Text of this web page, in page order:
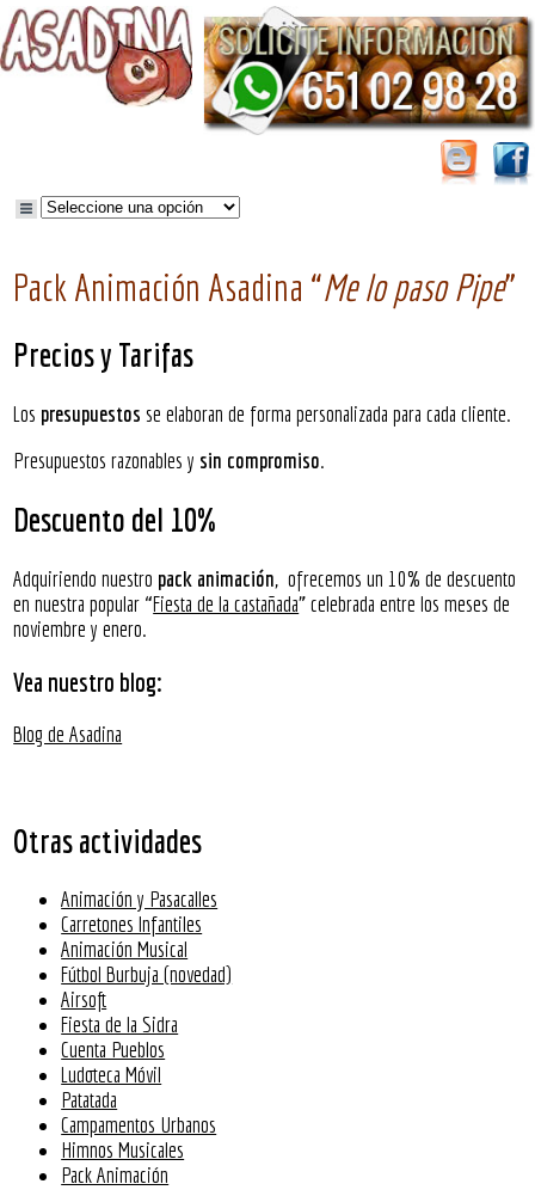
Pack Animación Asadina “Me lo paso Pipe”
Precios y Tarifas
Los presupuestos se elaboran de forma personalizada para cada cliente.
Presupuestos razonables y sin compromiso.
Descuento del 10%
Adquiriendo nuestro pack animación, ofrecemos un 10% de descuento
en nuestra popular “Fiesta de la castañada” celebrada entre los meses de
noviembre y enero.
Vea nuestro blog:
Blog de Asadina
Otras actividades
Animación y Pasacalles
Carretones Infantiles
Animación Musical
Fútbol Burbuja (novedad)
Airsoft
Fiesta de la Sidra
Cuenta Pueblos
Ludoteca Móvil
Patatada
Campamentos Urbanos
Himnos Musicales
Pack Animación